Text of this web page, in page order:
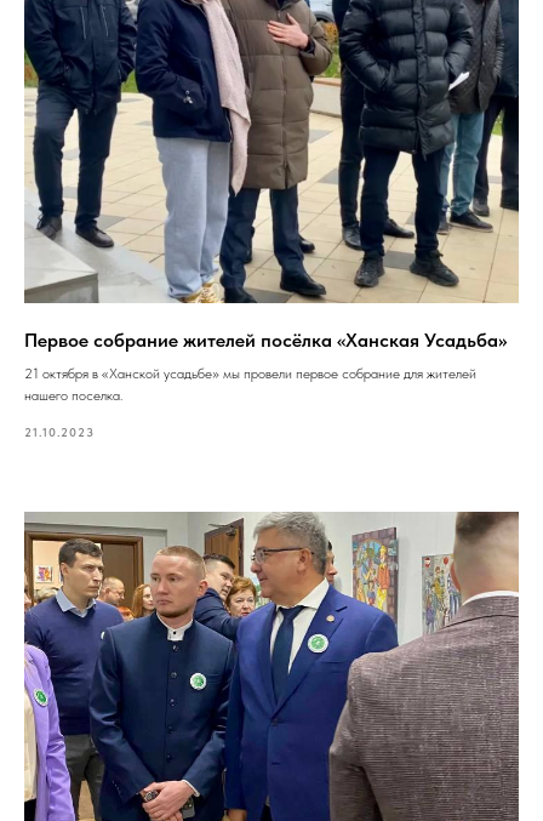
Первое собрание жителей посёлка «Ханская Усадьба»
21 октября в «Ханской усадьбе» мы провели первое собрание для жителей
нашего поселка.
21.10.2023